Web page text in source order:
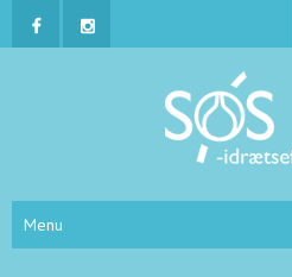
Menu